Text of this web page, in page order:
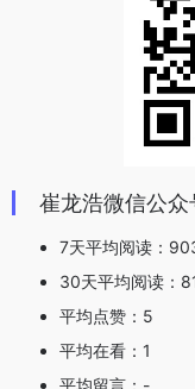
崔龙浩微信公众
7天平均阅读：
30天平均阅读：
平均点赞：5
平均在看：1